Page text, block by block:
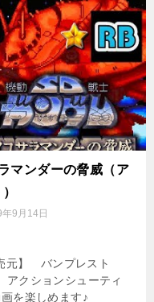
マンダーの脅威（ア
9月14日
元】 バンプレスト
クションシューティ
を楽しめます♪